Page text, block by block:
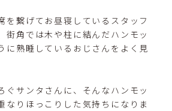
を繋げてお昼寝しているスタッフ
街角では木や柱に結んだハンモッ
に熟睡しているおじさんをよく見
ぐサンタさんに、そんなハンモッ
なりほっこりした気持ちになりま